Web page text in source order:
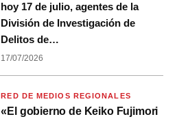
hoy 17 de julio, agentes de la
División de Investigación de
Delitos de…
17/07/2026
RED DE MEDIOS REGIONALES
«El gobierno de Keiko Fujimori